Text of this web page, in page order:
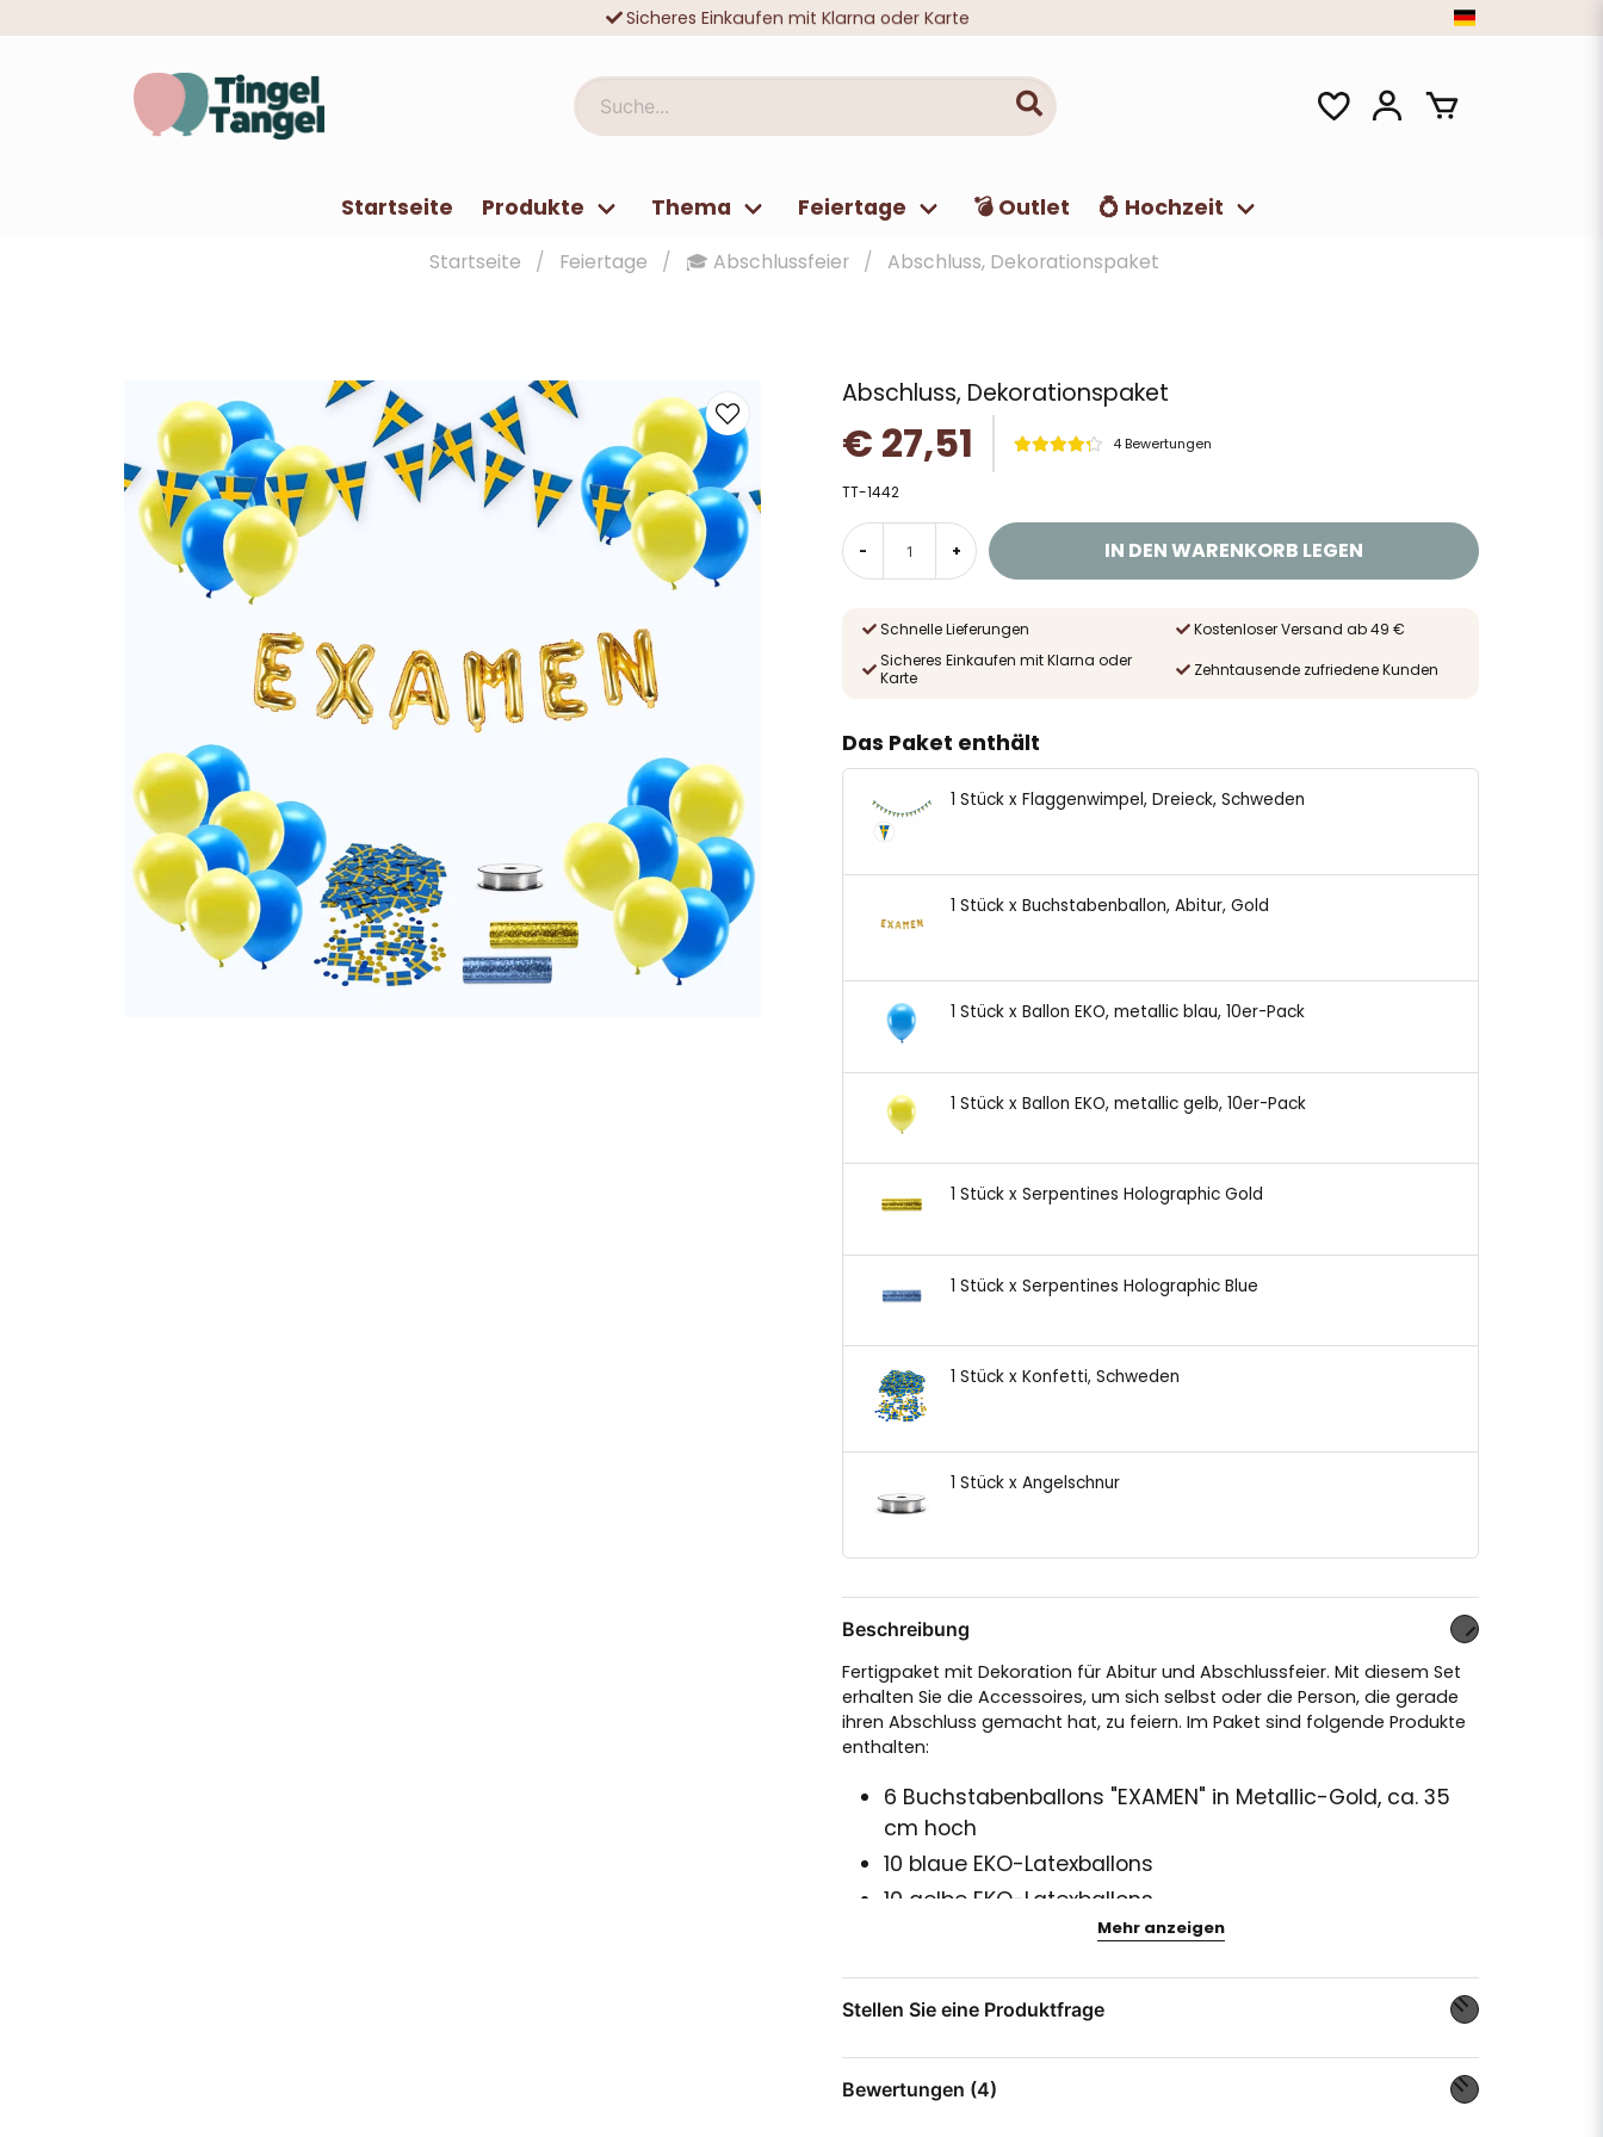
Sicheres Einkaufen mit Klarna oder Karte
Suche...
Startseite Produkte Thema Feiertage 💣 Outlet 💍 Hochzeit
Startseite Feiertage 🎓 Abschlussfeier Abschluss, Dekorationspaket
Abschluss, Dekorationspaket
€ 27,51 4 Bewertungen
TT-1442
- + IN DEN WARENKORB LEGEN
Schnelle Lieferungen
Kostenloser Versand ab 49 €
Sicheres Einkaufen mit Klarna oder
Karte
Zehntausende zufriedene Kunden
Das Paket enthält
1 Stück x Flaggenwimpel, Dreieck, Schweden
1 Stück x Buchstabenballon, Abitur, Gold
1 Stück x Ballon EKO, metallic blau, 10er-Pack
1 Stück x Ballon EKO, metallic gelb, 10er-Pack
1 Stück x Serpentines Holographic Gold
1 Stück x Serpentines Holographic Blue
1 Stück x Konfetti, Schweden
1 Stück x Angelschnur
Beschreibung
Fertigpaket mit Dekoration für Abitur und Abschlussfeier. Mit diesem Set
erhalten Sie die Accessoires, um sich selbst oder die Person, die gerade
ihren Abschluss gemacht hat, zu feiern. Im Paket sind folgende Produkte
enthalten:
6 Buchstabenballons "EXAMEN" in Metallic-Gold, ca. 35
cm hoch
10 blaue EKO-Latexballons
10 gelbe EKO-Latexballons
1 Flaggenwimpel in der schwedischen Flagge
1 Packung Konfetti mit Schweden-Motiven
1 Rolle Luftschlangen in holografischem Gold
1 Angelschnur von ca. 100 Meter
Mehr anzeigen
Stellen Sie eine Produktfrage
Stellen Sie uns eine Frage zu diesem Produkt ...
Bewertungen (4)